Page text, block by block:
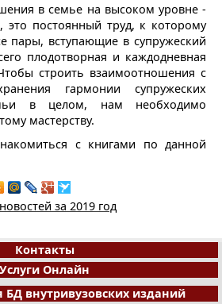
в семье на высоком уровне -
это постоянный труд, к которому
пары, вступающие в супружеский
плодотворная и каждодневная
строить взаимоотношения с
гармонии супружеских
в целом, нам необходимо
мастерству.
с книгами по данной
за 2019 год
Контакты
Услуги Онлайн
БД внутривузовских изданий